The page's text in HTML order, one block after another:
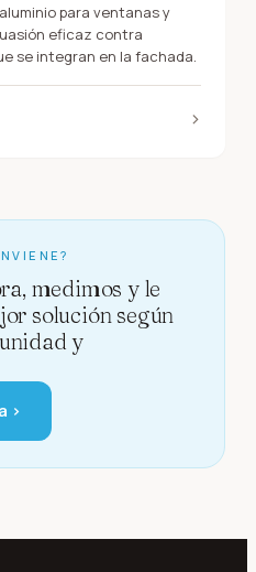
para ventanas y
eficaz contra
se integran en la fachada.
›
medimos y le
solución según
y
›